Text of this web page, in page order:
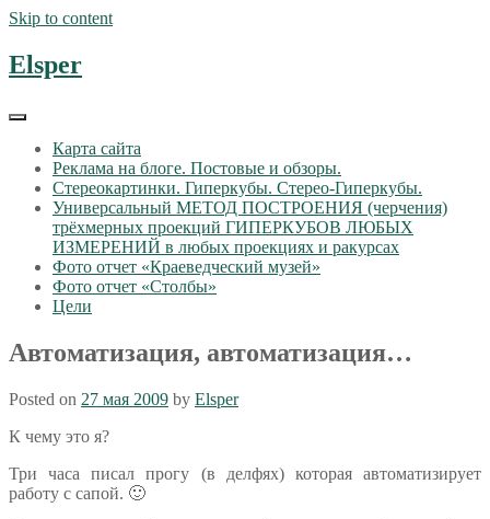
Skip to content
Elsper
Карта сайта
Реклама на блоге. Постовые и обзоры.
Стереокартинки. Гиперкубы. Стерео-Гиперкубы.
Универсальный МЕТОД ПОСТРОЕНИЯ (черчения)
трёхмерных проекций ГИПЕРКУБОВ ЛЮБЫХ
ИЗМЕРЕНИЙ в любых проекциях и ракурсах
Фото отчет «Краеведческий музей»
Фото отчет «Столбы»
Цели
Автоматизация, автоматизация…
Posted on 27 мая 2009 by Elsper
К чему это я?
Три часа писал прогу (в делфях) которая автоматизирует
работу с сапой. 🙂